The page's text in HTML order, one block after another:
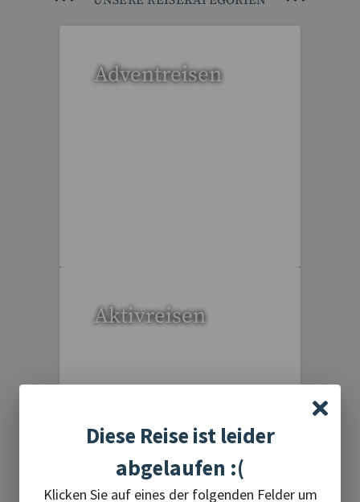
Adventreisen
Aktivreisen
Diese Reise ist leider
abgelaufen :(
Klicken Sie auf eines der folgenden Felder um